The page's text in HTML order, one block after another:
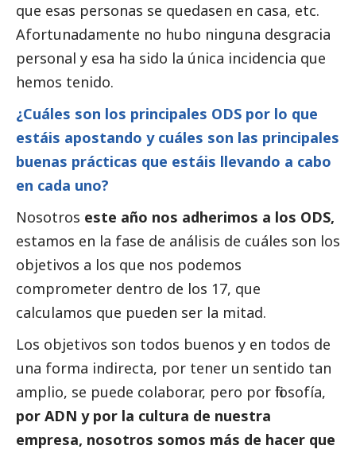
que esas personas se quedasen en casa, etc.
Afortunadamente no hubo ninguna desgracia
personal y esa ha sido la única incidencia que
hemos tenido.
¿Cuáles son los principales ODS por lo que
estáis apostando y cuáles son las principales
buenas prácticas que estáis llevando a cabo
en cada uno?
Nosotros este año nos adherimos a los ODS,
estamos en la fase de análisis de cuáles son los
objetivos a los que nos podemos
comprometer dentro de los 17, que
calculamos que pueden ser la mitad.
Los objetivos son todos buenos y en todos de
una forma indirecta, por tener un sentido tan
amplio, se puede colaborar, pero por filosofía,
por ADN y por la cultura de nuestra
empresa, nosotros somos más de hacer que